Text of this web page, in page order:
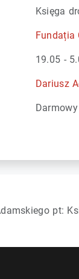
Księga
Fundația
19.05 -
Dariusz
Darmowy
pt: